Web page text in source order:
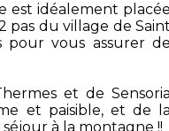
est idéalement
pas du village de
pour vous assurer
et de
et paisible, et de
à la montagne !!